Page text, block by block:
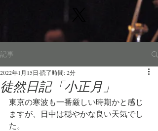
記事
徒然日記「小正月」
2022年1月15日 読了時間: 2分
東京の寒波も一番厳しい時期かと感じ
ますが、日中は穏やかな良い天気でし
た。